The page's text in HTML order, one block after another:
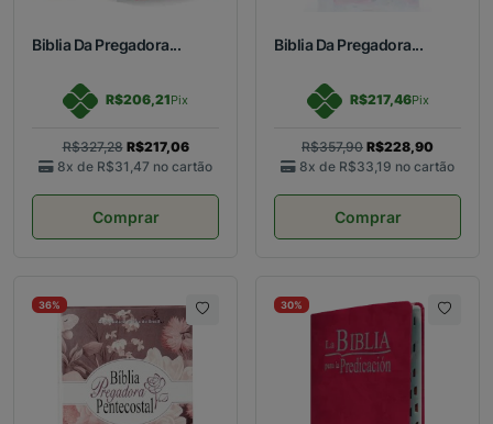
Biblia Da Pregadora...
R$206,21Pix
R$327,28 R$217,06
8x de R$31,47 no cartão
Comprar
Biblia Da Pregadora...
R$217,46Pix
R$357,90 R$228,90
8x de R$33,19 no cartão
Comprar
36% 30%